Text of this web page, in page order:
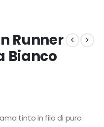
Runner
Bianco
tinto in filo di puro